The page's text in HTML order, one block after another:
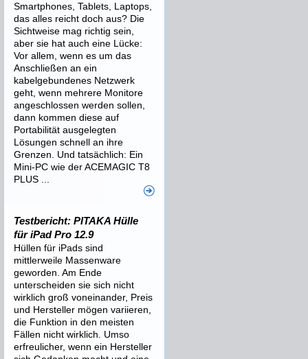
Smartphones, Tablets, Laptops,
das alles reicht doch aus? Die
Sichtweise mag richtig sein,
aber sie hat auch eine Lücke:
Vor allem, wenn es um das
Anschließen an ein
kabelgebundenes Netzwerk
geht, wenn mehrere Monitore
angeschlossen werden sollen,
dann kommen diese auf
Portabilität ausgelegten
Lösungen schnell an ihre
Grenzen. Und tatsächlich: Ein
Mini-PC wie der ACEMAGIC T8
PLUS ...
Testbericht: PITAKA Hülle
für iPad Pro 12.9
Hüllen für iPads sind
mittlerweile Massenware
geworden. Am Ende
unterscheiden sie sich nicht
wirklich groß voneinander, Preis
und Hersteller mögen variieren,
die Funktion in den meisten
Fällen nicht wirklich. Umso
erfreulicher, wenn ein Hersteller